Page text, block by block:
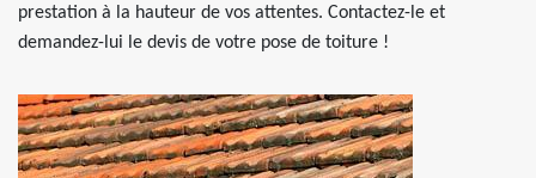
prestation à la hauteur de vos attentes. Contactez-le et
demandez-lui le devis de votre pose de toiture !